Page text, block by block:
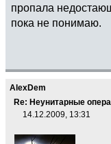
пропала
пока не понимаю.
AlexDem
Re: Неунитарные
14.12.2009, 13:31